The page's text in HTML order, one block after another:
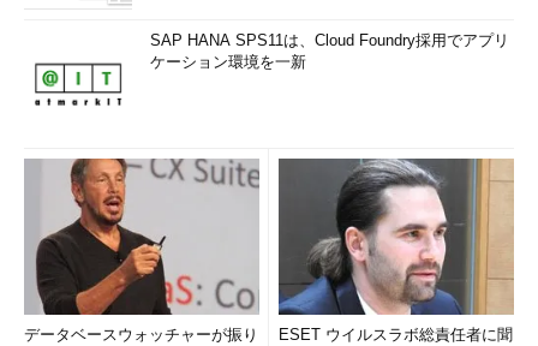
SAP HANA SPS11は、Cloud Foundry採用でアプリ
ケーション環境を一新
データベースウォッチャーが振り
ESET ウイルスラボ総責任者に聞